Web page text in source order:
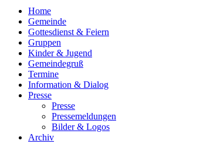
Home
Gemeinde
Gottesdienst & Feiern
Gruppen
Kinder & Jugend
Gemeindegruß
Termine
Information & Dialog
Presse
Presse
Pressemeldungen
Bilder & Logos
Archiv